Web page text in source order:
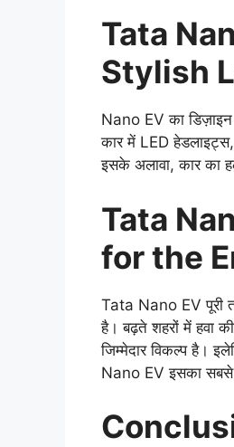
Tata
Stylish
Nano EV का
कार में LED
इसके अलावा, कार का
Tata
for the
Tata Nano EV पूरी
है। बढ़ते शहरों में हवा
जिम्मेदार विकल्प है।
Nano EV इसका सबसे